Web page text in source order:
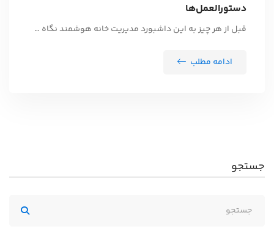
دستورالعمل‌ها
قبل از هر چیز به این داشبورد مدیریت خانه هوشمند نگاه …
ادامه مطلب
جستجو